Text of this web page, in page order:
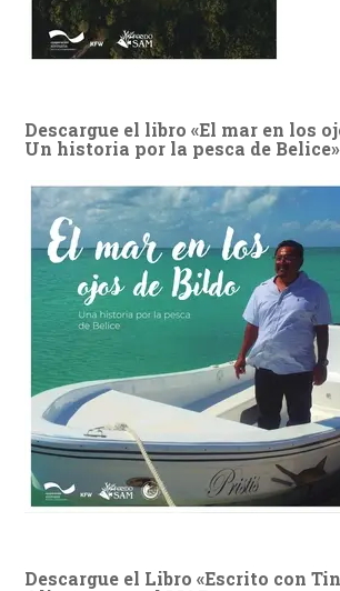
Descargue el libro «El mar en los
Un historia por la pesca de Belice»
Descargue el Libro «Escrito con